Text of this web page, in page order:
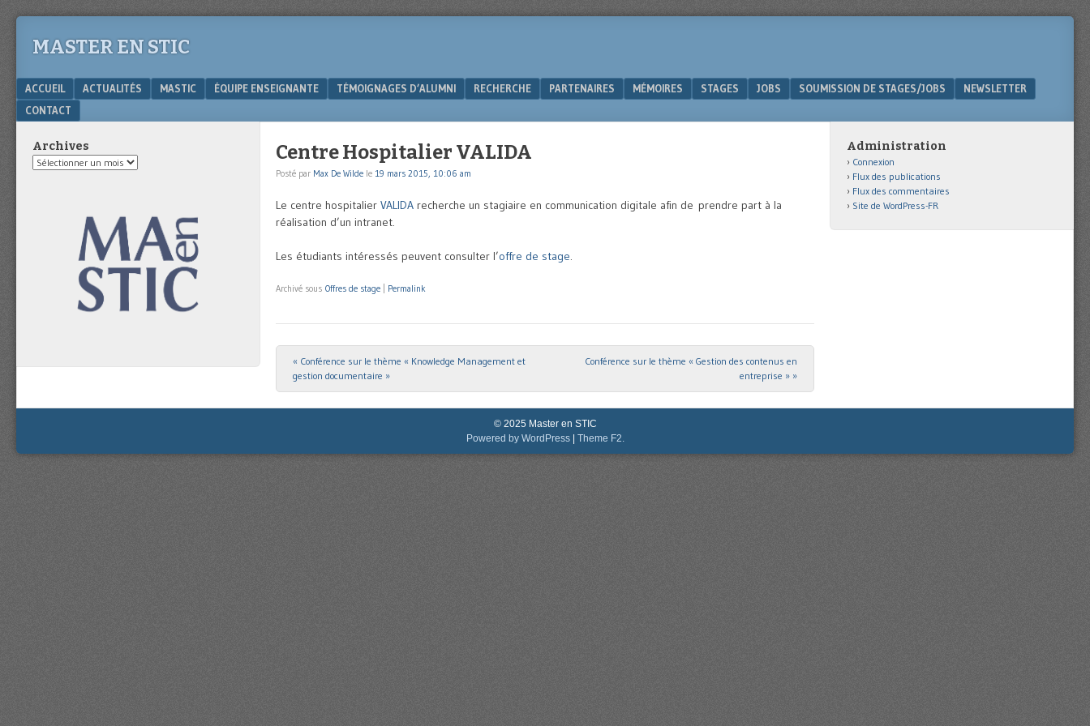
MASTER EN STIC
Menu
SKIP TO CONTENT
ACCUEIL ACTUALITÉS MASTIC ÉQUIPE ENSEIGNANTE TÉMOIGNAGES D’ALUMNI RECHERCHE PARTENAIRES MÉMOIRES STAGES JOBS SOUMISSION DE STAGES/JOBS
NEWSLETTER
CONTACT
Centre Hospitalier VALIDA
Posté par Max De Wilde le 19 mars 2015, 10:06 am
Le centre hospitalier VALIDA recherche un stagiaire en communication digitale afin de prendre part à la
réalisation d’un intranet.
Les étudiants intéressés peuvent consulter l’offre de stage.
Archivé sous Offres de stage Permalink
Post navigation
« Conférence sur le thème « Knowledge Management et
gestion documentaire »
Conférence sur le thème « Gestion des contenus en
entreprise » »
Archives
Archives
Administration
Connexion
Flux des publications
Flux des commentaires
Site de WordPress-FR
© 2025 Master en STIC
Powered by WordPress | Theme F2.